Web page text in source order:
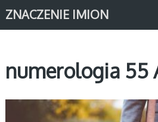
ZNACZENIE IMION
numerologia 55
NUMEROLOGIA